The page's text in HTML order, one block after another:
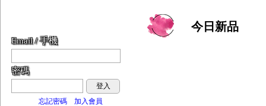
Email / 手機
密碼
登入
忘記密碼
加入會員
今日新品